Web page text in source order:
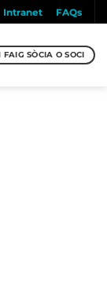
Intranet FAQs
FAIG SÒCIA O SOCI